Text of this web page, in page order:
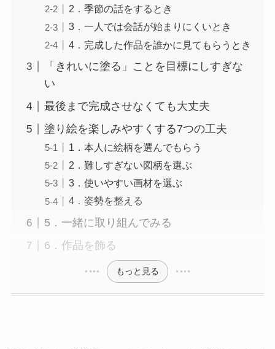
2．季節の話をするとき
3．一人では会話が始まりにくいとき
4．完成した作品を誰かに見てもらうとき
「きれいに塗る」ことを目標にしすぎな
い
最後まで完成させなくても大丈夫
塗り絵を楽しみやすくする7つの工夫
1．本人に絵柄を選んでもらう
2．難しすぎない図柄を選ぶ
3．使いやすい画材を選ぶ
4．姿勢を整える
5．一緒に取り組んでみる
6．作品を飾る
もっと見る